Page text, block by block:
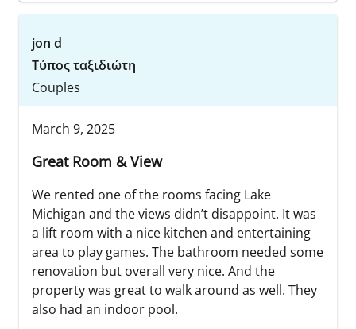
jon d
Τύπος ταξιδιώτη
Couples
March 9, 2025
Great Room & View
We rented one of the rooms facing Lake
Michigan and the views didn’t disappoint. It was
a lift room with a nice kitchen and entertaining
area to play games. The bathroom needed some
renovation but overall very nice. And the
property was great to walk around as well. They
also had an indoor pool.